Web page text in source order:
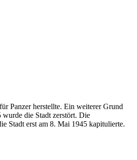
Panzer herstellte. Ein weiterer Grund
die Stadt zerstört. Die
Stadt erst am 8. Mai 1945 kapitulierte.